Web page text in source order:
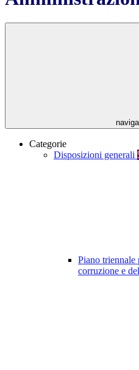
Categorie
Disposizioni generali
Piano triennale
corruzione e